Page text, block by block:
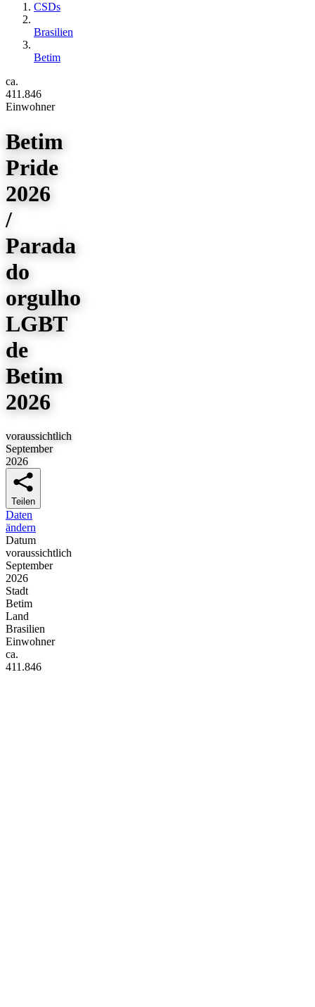
CSDs
Brasilien
Betim
ca.
411.846
Einwohner
Betim
Pride
2026
/
Parada
do
orgulho
LGBT
de
Betim
2026
voraussichtlich
September
2026
Teilen
Daten
ändern
Datum
voraussichtlich
September
2026
Stadt
Betim
Land
Brasilien
Einwohner
ca.
411.846